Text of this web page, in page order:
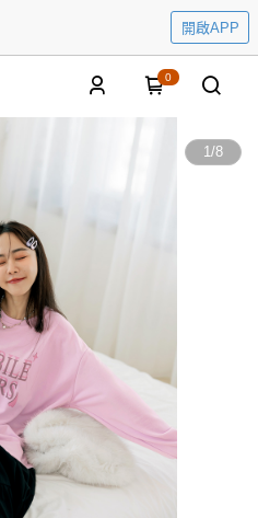
開啟APP
0
1/8